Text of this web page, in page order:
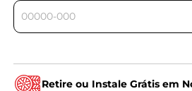
Retire ou Instale Grátis em